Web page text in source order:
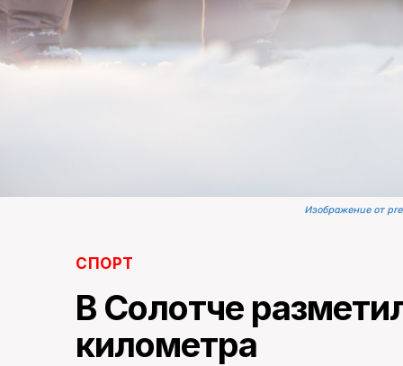
Изображение от
СПОРТ
В Солотче
километра